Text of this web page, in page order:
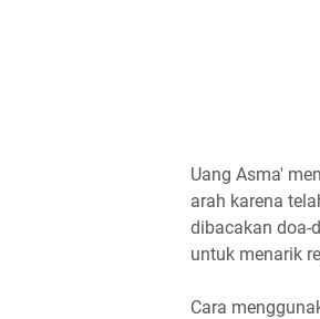
Uang Asma'
arah karena
dibacakan doa-
untuk menarik
Cara